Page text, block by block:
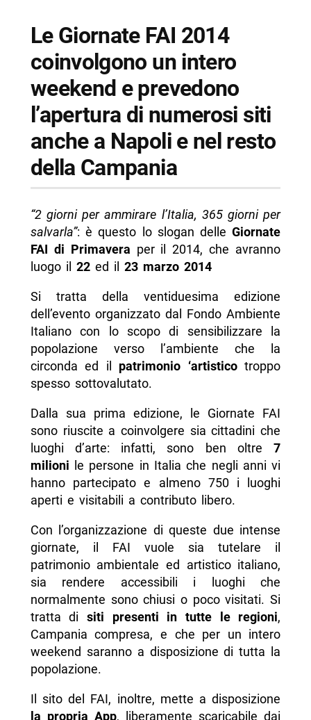
Le Giornate FAI 2014
coinvolgono un intero
weekend e prevedono
l’apertura di numerosi siti
anche a Napoli e nel resto
della Campania
“2 giorni per ammirare l’Italia, 365 giorni per
salvarla”: è questo lo slogan delle Giornate
FAI di Primavera per il 2014, che avranno
luogo il 22ed il 23 marzo 2014
Si tratta della ventiduesima edizione
dell’evento organizzato dal Fondo Ambiente
Italiano con lo scopo di sensibilizzare la
popolazione verso l’ambiente che la
circonda ed il patrimonio ‘artisticotroppo
spesso sottovalutato.
Dalla sua prima edizione, le Giornate FAI
sono riuscite a coinvolgere sia cittadini che
luoghi d’arte: infatti, sono ben oltre7
milioni le persone in Italia che negli anni vi
hanno partecipato e almeno 750 i luoghi
aperti e visitabili a contributo libero.
Con l’organizzazione di queste due intense
giornate, il FAI vuole sia tutelare il
patrimonio ambientale ed artistico italiano,
sia rendere accessibili i luoghi che
normalmente sono chiusi o poco visitati. Si
tratta di siti presenti in tutte le regioni,
Campania compresa, e che per un intero
weekend saranno a disposizione di tutta la
popolazione.
Il sito del FAI, inoltre, mette a disposizione
la propria App, liberamente scaricabile dai